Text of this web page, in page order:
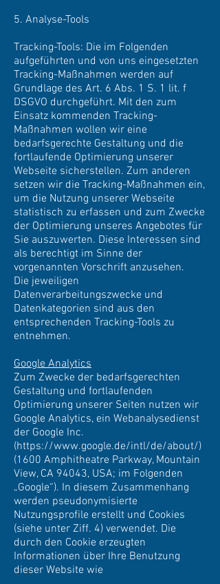
5. Analyse-Tools
Tracking-Tools: Die im Folgenden
aufgeführten und von uns eingesetzten
Tracking-Maßnahmen werden auf
Grundlage des Art. 6 Abs. 1 S. 1 lit. f
DSGVO durchgeführt. Mit den zum
Einsatz kommenden Tracking-
Maßnahmen wollen wir eine
bedarfsgerechte Gestaltung und die
fortlaufende Optimierung unserer
Webseite sicherstellen. Zum anderen
setzen wir die Tracking-Maßnahmen ein,
um die Nutzung unserer Webseite
statistisch zu erfassen und zum Zwecke
der Optimierung unseres Angebotes für
Sie auszuwerten. Diese Interessen sind
als berechtigt im Sinne der
vorgenannten Vorschrift anzusehen.
Die jeweiligen
Datenverarbeitungszwecke und
Datenkategorien sind aus den
entsprechenden Tracking-Tools zu
entnehmen.
Google Analytics
Zum Zwecke der bedarfsgerechten
Gestaltung und fortlaufenden
Optimierung unserer Seiten nutzen wir
Google Analytics, ein Webanalysedienst
der Google Inc.
(https://www.google.de/intl/de/about/)
(1600 Amphitheatre Parkway, Mountain
View, CA 94043, USA; im Folgenden
„Google“). In diesem Zusammenhang
werden pseudonymisierte
Nutzungsprofile erstellt und Cookies
(siehe unter Ziff. 4) verwendet. Die
durch den Cookie erzeugten
Informationen über Ihre Benutzung
dieser Website wie